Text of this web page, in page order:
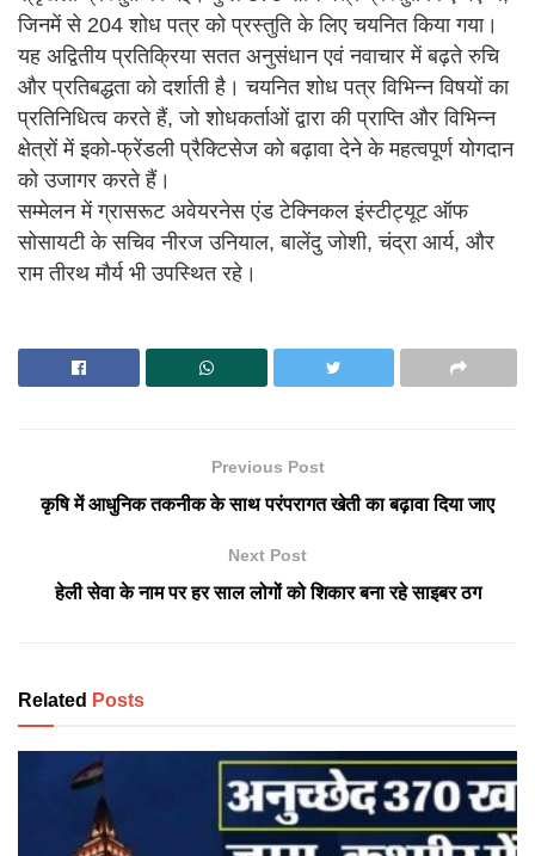
जिनमें से 204 शोध पत्र को प्रस्तुति के लिए चयनित किया गया।
यह अद्वितीय प्रतिक्रिया सतत अनुसंधान एवं नवाचार में बढ़ते रुचि
और प्रतिबद्धता को दर्शाती है। चयनित शोध पत्र विभिन्न विषयों का
प्रतिनिधित्व करते हैं, जो शोधकर्ताओं द्वारा की प्राप्ति और विभिन्न
क्षेत्रों में इको-फ्रेंडली प्रैक्टिसेज को बढ़ावा देने के महत्वपूर्ण योगदान
को उजागर करते हैं।
सम्मेलन में ग्रासरूट अवेयरनेस एंड टेक्निकल इंस्टीट्यूट ऑफ
सोसायटी के सचिव नीरज उनियाल, बालेंदु जोशी, चंद्रा आर्य, और
राम तीरथ मौर्य भी उपस्थित रहे।
Previous Post
कृषि में आधुनिक तकनीक के साथ परंपरागत खेती का बढ़ावा दिया जाए
Next Post
हेली सेवा के नाम पर हर साल लोगों को शिकार बना रहे साइबर ठग
Related Posts